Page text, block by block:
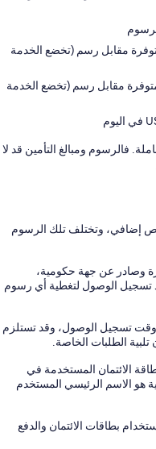
مقابل رسم (تخضع الخدمة
مقابل رسم (تخضع الخدمة
فالرسوم ومبالغ التأمين قد لا
إضافي، وتختلف تلك الرسوم
وصادر عن جهة حكومية،
تسجيل الوصول لتغطية أي رسوم
وقت تسجيل الوصول، وقد تستلزم
الطلبات الخاصة.
الائتمان المستخدمة في
هو الاسم الرئيسي المستخدم
بطاقات الائتمان والدفع